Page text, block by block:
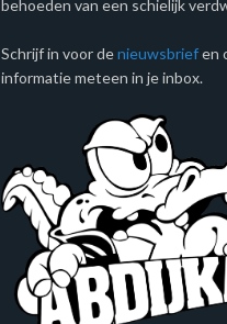
behoeden van een schielijk
Schrijf in voor denieuwsbriefen
informatie meteen in je inbox.